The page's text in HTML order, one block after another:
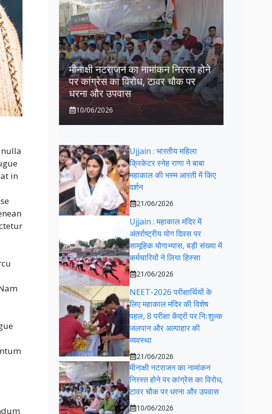
in
मीनाक्षी नटराजन का नामांकन निरस्त होने
पर कांग्रेस का विरोध, टावर चौक पर
धरना और उपवास
10/06/2026
Ujjain : भारतीय महिला
क्रिकेटर स्नेह राणा ने बाबा
महाकाल की भस्म आरती में किए
दर्शन
21/06/2026
Ujjain : महाकाल मंदिर में
अंतर्राष्ट्रीय योग दिवस पर
सामूहिक योगाभ्यास, बड़ी संख्या में
कर्मचारियों ने लिया हिस्सा
21/06/2026
NEET-2026 परीक्षार्थियों के
लिए महाकाल मंदिर की विशेष
पहल, 8 परीक्षा केंद्रों पर निःशुल्क
जलपान और अल्पाहार की
व्यवस्था
21/06/2026
मीनाक्षी नटराजन का नामांकन
निरस्त होने पर कांग्रेस का विरोध,
टावर चौक पर धरना और उपवास
10/06/2026